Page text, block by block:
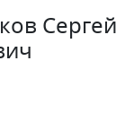
Сергей